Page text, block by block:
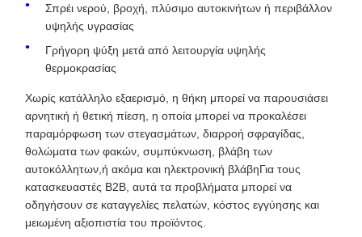
Σπρέι νερού, βροχή, πλύσιμο αυτοκινήτων ή περιβάλλον
υψηλής υγρασίας
Γρήγορη ψύξη μετά από λειτουργία υψηλής
θερμοκρασίας
Χωρίς κατάλληλο εξαερισμό, η θήκη μπορεί να παρουσιάσει
αρνητική ή θετική πίεση, η οποία μπορεί να προκαλέσει
παραμόρφωση των στεγασμάτων, διαρροή σφραγίδας,
θολώματα των φακών, συμπύκνωση, βλάβη των
αυτοκόλλητων,ή ακόμα και ηλεκτρονική βλάβηΓια τους
κατασκευαστές B2B, αυτά τα προβλήματα μπορεί να
οδηγήσουν σε καταγγελίες πελατών, κόστος εγγύησης και
μειωμένη αξιοπιστία του προϊόντος.